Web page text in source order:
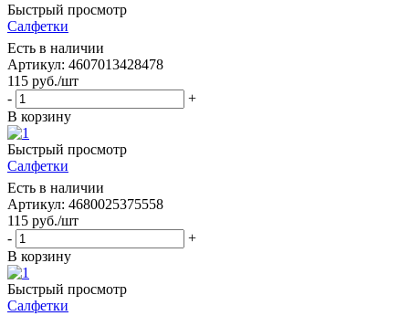
Быстрый просмотр
Салфетки
Есть в наличии
Артикул: 4607013428478
115 руб./шт
-
+
В корзину
Быстрый просмотр
Салфетки
Есть в наличии
Артикул: 4680025375558
115 руб./шт
-
+
В корзину
Быстрый просмотр
Салфетки